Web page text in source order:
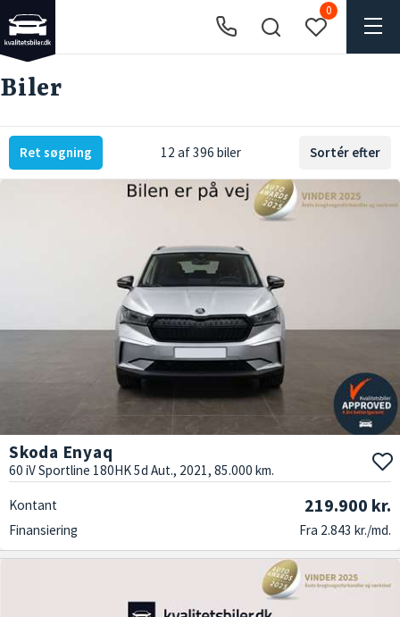
0
Biler
Ret søgning 12 af 396 biler Sortér efter
Skoda Enyaq
60 iV Sportline 180HK 5d Aut., 2021, 85.000 km.
Kontant 219.900 kr.
Finansiering Fra 2.843 kr./md.